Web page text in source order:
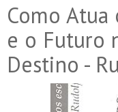
Como Atua
e o Futuro
Destino -